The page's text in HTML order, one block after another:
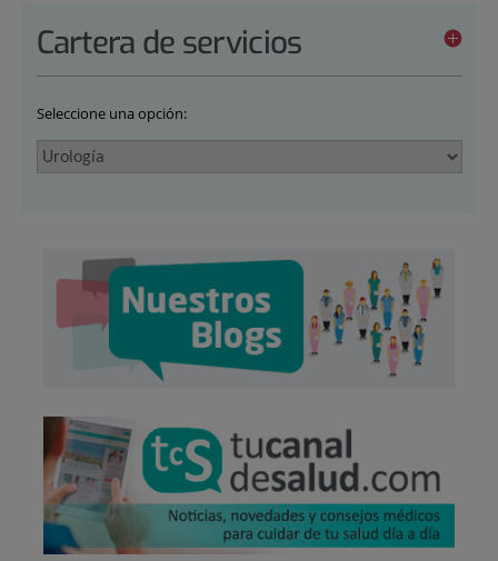
Cartera de servicios
Seleccione una opción: